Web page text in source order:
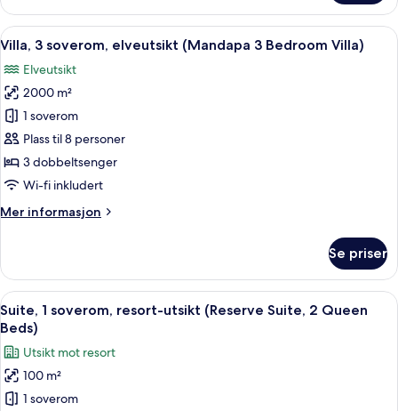
2
soverom,
elveutsikt
2
Bedroom
Villa)
Åpne
alle
bildene
av
Villa,
3
soverom,
elveutsikt
3
Villa, 3 soverom, elveutsikt
17
Villa, 3 soverom, elveutsikt (Mandapa 3 Bedroom Villa)
Elveutsikt
2000 m²
1 soverom
Plass til 8 personer
3 dobbeltsenger
Wi-fi inkludert
Mer informasjon
Mer
3
soverom,
elveutsikt
(Mandapa
Bedroom
Villa)
Se priser
Åpne
alle
bildene
av
Suite,
Italienske Frette-laken, sengetøy av
9
Suite, 1 soverom, resort-utsikt (Reserve Suite, 2 Queen
Beds)
Utsikt mot resort
100 m²
1 soverom